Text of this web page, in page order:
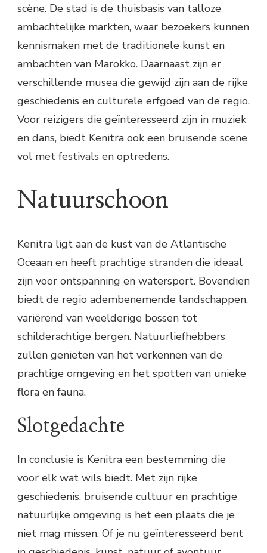
scène. De stad is de thuisbasis van talloze
ambachtelijke markten, waar bezoekers kunnen
kennismaken met de traditionele kunst en
ambachten van Marokko. Daarnaast zijn er
verschillende musea die gewijd zijn aan de rijke
geschiedenis en culturele erfgoed van de regio.
Voor reizigers die geïnteresseerd zijn in muziek
en dans, biedt Kenitra ook een bruisende scene
vol met festivals en optredens.
Natuurschoon
Kenitra ligt aan de kust van de Atlantische
Oceaan en heeft prachtige stranden die ideaal
zijn voor ontspanning en watersport. Bovendien
biedt de regio adembenemende landschappen,
variërend van weelderige bossen tot
schilderachtige bergen. Natuurliefhebbers
zullen genieten van het verkennen van de
prachtige omgeving en het spotten van unieke
flora en fauna.
Slotgedachte
In conclusie is Kenitra een bestemming die
voor elk wat wils biedt. Met zijn rijke
geschiedenis, bruisende cultuur en prachtige
natuurlijke omgeving is het een plaats die je
niet mag missen. Of je nu geïnteresseerd bent